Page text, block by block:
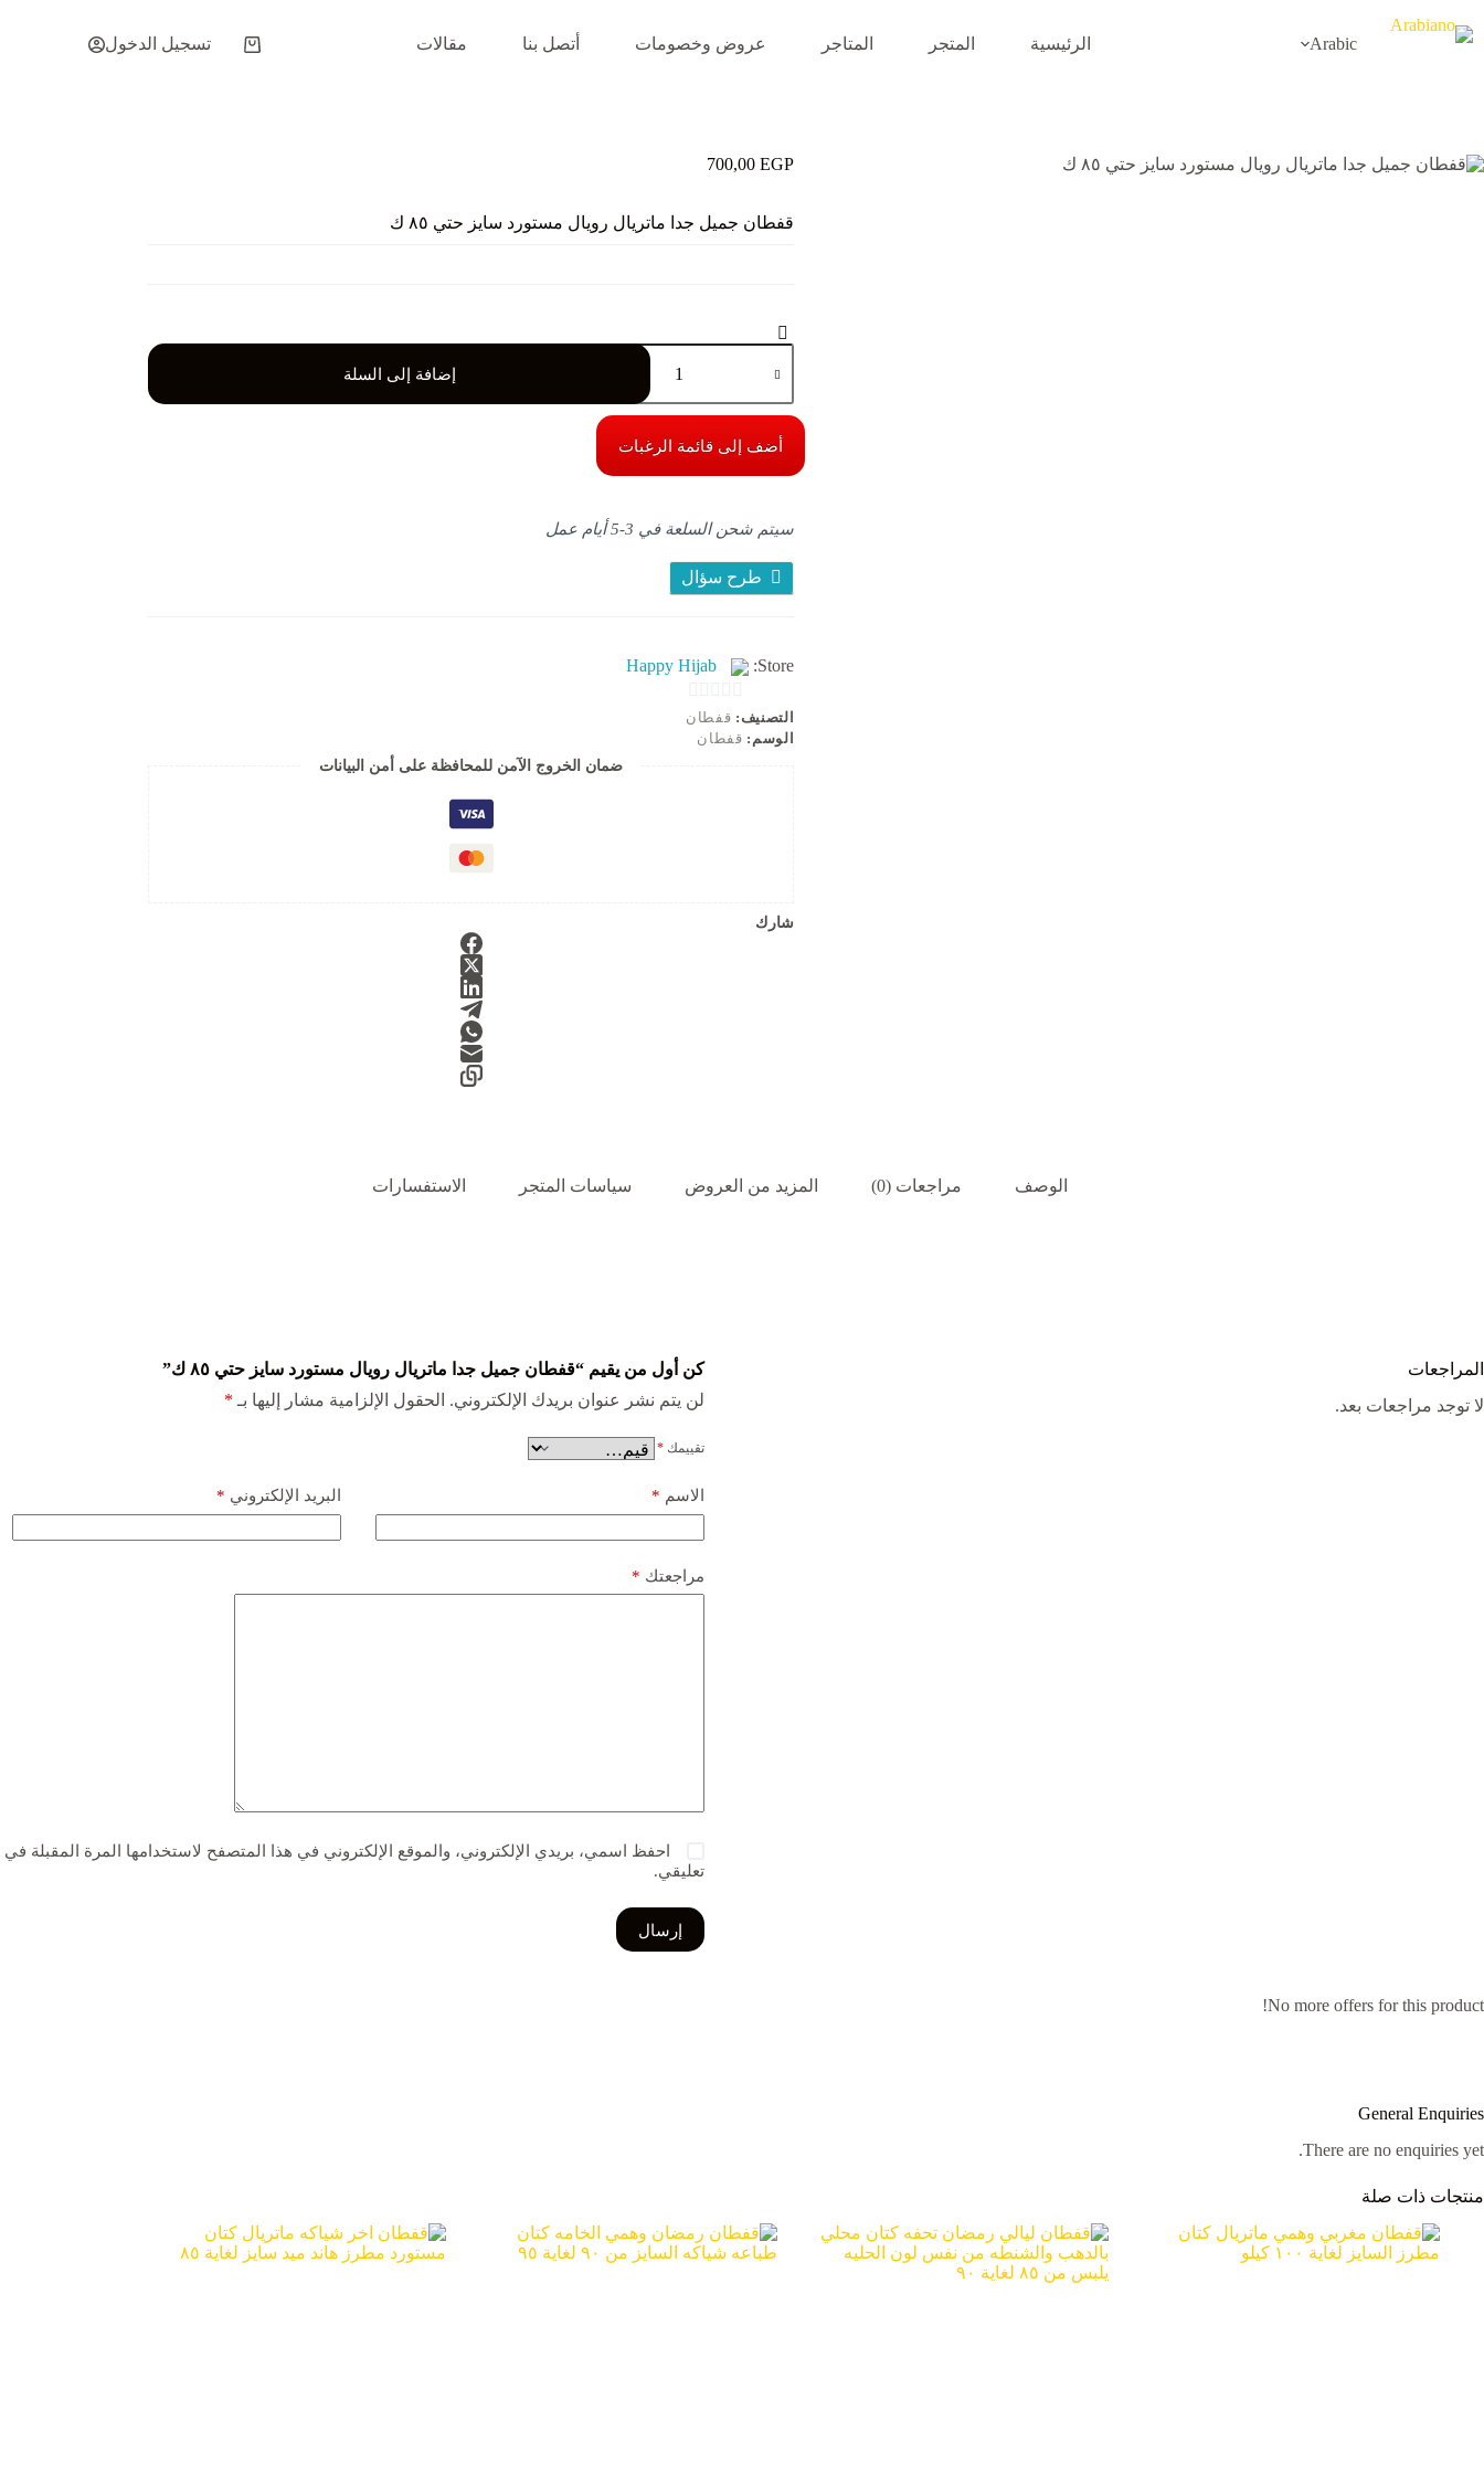
إلى
المحتوى
Arabic الرئيسية المتجر المتاجر عروض وخصومات أتصل بنا مقالات
عربة
تسجيل الدخول
700,00EGP
قفطان جميل جدا ماتريال رويال مستورد سايز حتي ٨٥ ك
كمية
قفطان
جدا
رويال
ك
إضافة إلى السلة
أضف إلى قائمة الرغبات
سيتم شحن السلعة في 3-5 أيام عمل
طرح سؤال
Store:
Happy Hijab
0
التصنيف: قفطان
الوسم: قفطان
ضمان الخروج الآمن للمحافظة على أمن البيانات
شارك
الوصف مراجعات (0) المزيد من العروض سياسات المتجر الاستفسارات
المراجعات
لا توجد مراجعات بعد.
كن أول من يقيم “قفطان جميل جدا ماتريال رويال مستورد سايز حتي ٨٥ ك”
لن يتم نشر عنوان بريدك الإلكتروني. الحقول الإلزامية مشار إليها بـ *
تقييمك *
الاسم * البريد الإلكتروني *
مراجعتك *
احفظ اسمي، بريدي الإلكتروني، والموقع الإلكتروني في هذا المتصفح لاستخدامها المرة المقبلة في
تعليقي.
إرسال
No more offers for this product!
General Enquiries
There are no enquiries yet.
منتجات ذات صلة